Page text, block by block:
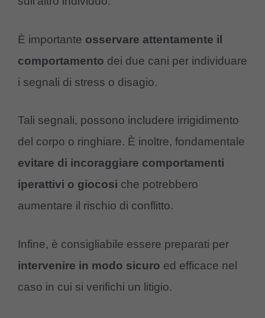
È importante osservare attentamente il
comportamento dei due cani per individuare
i segnali di stress o disagio.
Tali segnali, possono includere irrigidimento
del corpo o ringhiare. È inoltre, fondamentale
evitare di incoraggiare comportamenti
iperattivi o giocosi che potrebbero
aumentare il rischio di conflitto.
Infine, è consigliabile essere preparati per
intervenire in modo sicuro ed efficace nel
caso in cui si verifichi un litigio.